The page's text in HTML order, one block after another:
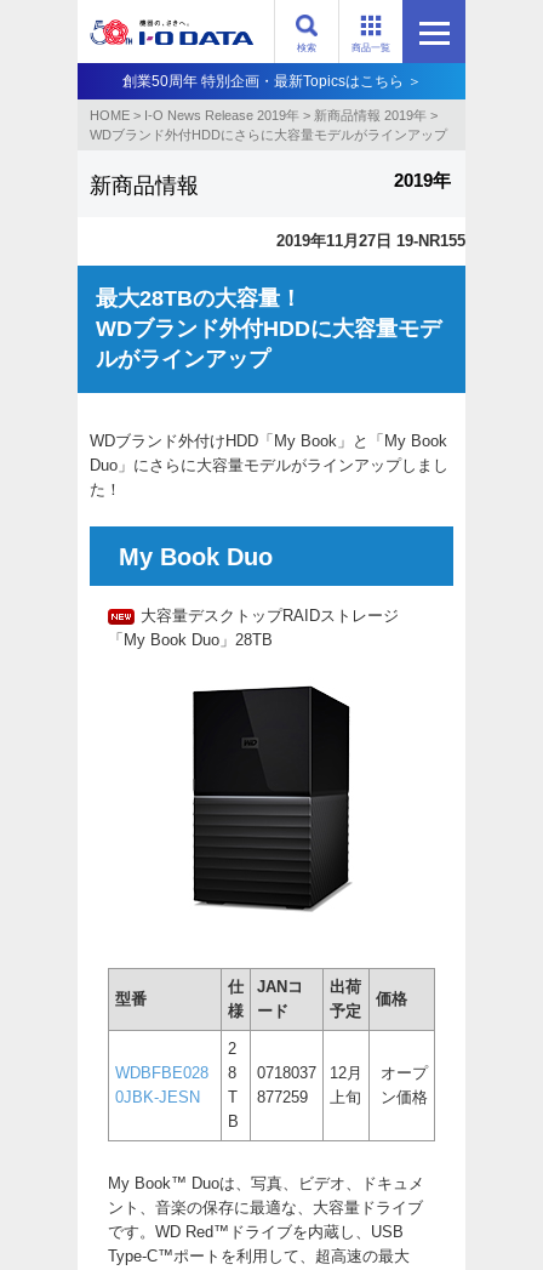
商品一覧
検索
創業50周年 特別企画・最新Topicsはこちら ＞
HOME > I-O News Release 2019年 > 新商品情報 2019年 >
WDブランド外付HDDにさらに大容量モデルがラインアップ
新商品情報 2019年
2019年11月27日 19-NR155
最大28TBの大容量！
WDブランド外付HDDに大容量モデ
ルがラインアップ
WDブランド外付けHDD「My Book」と「My Book
Duo」にさらに大容量モデルがラインアップしまし
た！
My Book Duo
大容量デスクトップRAIDストレージ
「My Book Duo」28TB
型番
仕
様
JANコ
ード
出荷
予定
価格
WDBFBE028
0JBK-JESN
2
8
T
B
0718037
877259
12月
上旬
オープ
ン価格
My Book™ Duoは、写真、ビデオ、ドキュメ
ント、音楽の保存に最適な、大容量ドライブ
です。WD Red™ドライブを内蔵し、USB
Type-C™ポートを利用して、超高速の最大